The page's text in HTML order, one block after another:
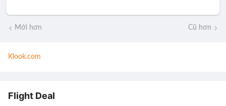
Mới hơn Cũ hơn
Klook.com
Flight Deal